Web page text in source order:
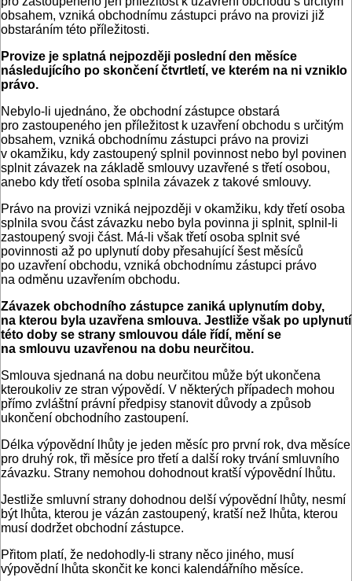
obsahem, vzniká obchodnímu zástupci právo na provizi již
obstaráním této příležitosti.
Provize je splatná nejpozději poslední den měsíce
následujícího po skončení čtvrtletí, ve kterém na ni vzniklo
právo.
Nebylo-li ujednáno, že obchodní zástupce obstará
pro zastoupeného jen příležitost k uzavření obchodu s určitým
obsahem, vzniká obchodnímu zástupci právo na provizi
v okamžiku, kdy zastoupený splnil povinnost nebo byl povinen
splnit závazek na základě smlouvy uzavřené s třetí osobou,
anebo kdy třetí osoba splnila závazek z takové smlouvy.
Právo na provizi vzniká nejpozději v okamžiku, kdy třetí osoba
splnila svou část závazku nebo byla povinna ji splnit, splnil-li
zastoupený svoji část. Má-li však třetí osoba splnit své
povinnosti až po uplynutí doby přesahující šest měsíců
po uzavření obchodu, vzniká obchodnímu zástupci právo
na odměnu uzavřením obchodu.
Závazek obchodního zástupce zaniká uplynutím doby,
na kterou byla uzavřena smlouva. Jestliže však po uplynutí
této doby se strany smlouvou dále řídí, mění se
na smlouvu uzavřenou na dobu neurčitou.
Smlouva sjednaná na dobu neurčitou může být ukončena
kteroukoliv ze stran výpovědí. V některých případech mohou
přímo zvláštní právní předpisy stanovit důvody a způsob
ukončení obchodního zastoupení.
Délka výpovědní lhůty je jeden měsíc pro první rok, dva měsíce
pro druhý rok, tři měsíce pro třetí a další roky trvání smluvního
závazku. Strany nemohou dohodnout kratší výpovědní lhůtu.
Jestliže smluvní strany dohodnou delší výpovědní lhůty, nesmí
být lhůta, kterou je vázán zastoupený, kratší než lhůta, kterou
musí dodržet obchodní zástupce.
Přitom platí, že nedohodly-li strany něco jiného, musí
výpovědní lhůta skončit ke konci kalendářního měsíce.